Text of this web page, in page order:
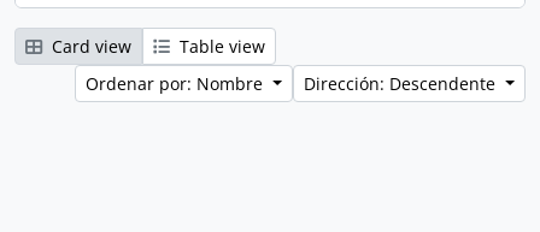
Card view
Table view
Ordenar por: Nombre
Dirección: Descendente